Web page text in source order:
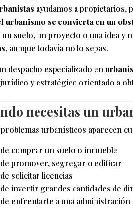
ayudamos a propietarios,
urbanismo se convierta en un
un suelo, un proyecto o una idea
, aunque todavía no lo sepas.
despacho especializado en
y estratégico orientado a
necesitas un
urbanísticos aparecen
comprar un suelo o inmueble
promover, segregar o edificar
solicitar licencias
invertir grandes cantidades de
enfrentarte a una administración